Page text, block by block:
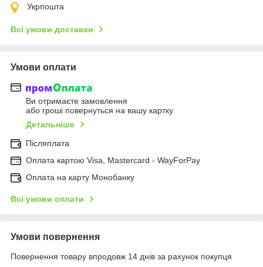
Укрпошта
Всі умови доставки
Умови оплати
Ви отримаєте замовлення
або гроші повернуться на вашу картку
Детальніше
Післяплата
Оплата картою Visa, Mastercard - WayForPay
Оплата на карту Монобанку
Всі умови оплати
Умови повернення
Повернення товару впродовж 14 днів за рахунок покупця